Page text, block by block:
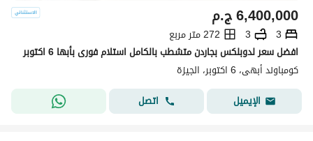
ج.م6,400,000
3
3
272 متر مربع
افضل سعر لدوبلكس بجاردن متشطب بالكامل استلام فورى بأبها 6 اكتوبر
كومباوند أبهى، 6 اكتوبر، الجيزة
الإيميل
اتصل